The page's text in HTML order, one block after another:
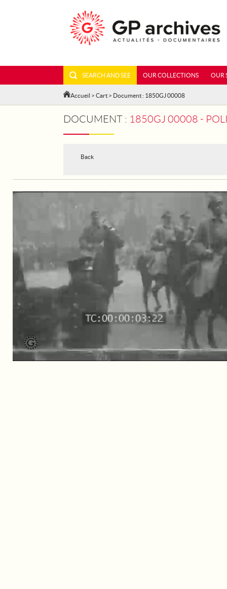
SEARCH AND SEE OUR COLLECTIONS OUR
Accueil > Cart > Document : 1850GJ 00008
DOCUMENT : 1850GJ 00008 - POLISH
Back